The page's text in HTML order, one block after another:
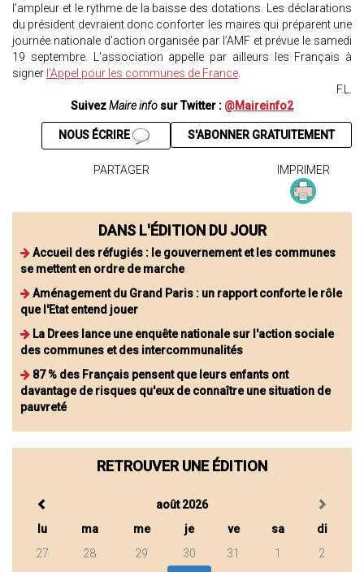
l’ampleur et le rythme de la baisse des dotations. Les déclarations
du président devraient donc conforter les maires qui préparent une
journée nationale d'action organisée par l’AMF et prévue le samedi
19 septembre. L'association appelle par ailleurs les Français à
signer l'Appel pour les communes de France.
F.L.
SuivezMaire info sur Twitter : @Maireinfo2
S'ABONNER GRATUITEMENT
NOUS ÉCRIRE
PARTAGER IMPRIMER
DANS L'ÉDITION DU JOUR
Accueil des réfugiés : le gouvernement et les communes
se mettent en ordre de marche
Aménagement du Grand Paris : un rapport conforte le rôle
que l'Etat entend jouer
La Drees lance une enquête nationale sur l'action sociale
des communes et des intercommunalités
87 % des Français pensent que leurs enfants ont
davantage de risques qu'eux de connaître une situation de
pauvreté
RETROUVER UNE ÉDITION
août 2026
lu
ma me je ve sa
di
27
28 29 30 31 1
2